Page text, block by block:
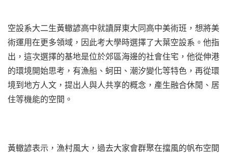
空設系大二生黃轍諺高中就讀屏東大同高中美術班，想將美
術運用在更多領域，因此考大學時選擇了大葉空設系。他指
出，這次選擇的基地是位於郊區海邊的社會住宅，他從伸港
的環境開始思考，有漁船、蚵田、潮汐變化等特色，再從環
境到地方人文，提出人與人共享的概念，產生融合休閒、居
住等機能的空間。
黃轍諺表示，漁村風大，過去大家會群聚在擋風的帆布空間